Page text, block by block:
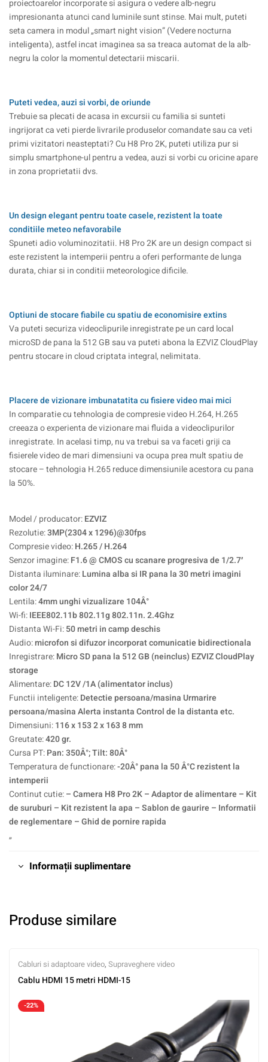
proiectoarelor incorporate si asigura o vedere alb-negru
impresionanta atunci cand luminile sunt stinse. Mai mult, puteti
seta camera in modul „smart night vision” (Vedere nocturna
inteligenta), astfel incat imaginea sa sa treaca automat de la alb-
negru la color la momentul detectarii miscarii.
Puteti vedea, auzi si vorbi, de oriunde
Trebuie sa plecati de acasa in excursii cu familia si sunteti
ingrijorat ca veti pierde livrarile produselor comandate sau ca veti
primi vizitatori neasteptati? Cu H8 Pro 2K, puteti utiliza pur si
simplu smartphone-ul pentru a vedea, auzi si vorbi cu oricine apare
in zona proprietatii dvs.
Un design elegant pentru toate casele, rezistent la toate
conditiile meteo nefavorabile
Spuneti adio voluminozitatii. H8 Pro 2K are un design compact si
este rezistent la intemperii pentru a oferi performante de lunga
durata, chiar si in conditii meteorologice dificile.
Optiuni de stocare fiabile cu spatiu de economisire extins
Va puteti securiza videoclipurile inregistrate pe un card local
microSD de pana la 512 GB sau va puteti abona la EZVIZ CloudPlay
pentru stocare in cloud criptata integral, nelimitata.
Placere de vizionare imbunatatita cu fisiere video mai mici
In comparatie cu tehnologia de compresie video H.264, H.265
creeaza o experienta de vizionare mai fluida a videoclipurilor
inregistrate. In acelasi timp, nu va trebui sa va faceti griji ca
fisierele video de mari dimensiuni va ocupa prea mult spatiu de
stocare – tehnologia H.265 reduce dimensiunile acestora cu pana
la 50%.
Model / producator:EZVIZ
Rezolutie:3MP(2304 x 1296)@30fps
Compresie video:H.265 / H.264
Senzor imagine:F1.6 @ CMOS cu scanare progresiva de 1/2.7′
Distanta iluminare:Lumina alba si IR pana la 30 metri imagini
color 24/7
Lentila:4mm unghi vizualizare 104Â°
Wi-fi:IEEE802.11b 802.11g 802.11n. 2.4Ghz
Distanta Wi-Fi:50 metri in camp deschis
Audio:microfon si difuzor incorporat comunicatie bidirectionala
Inregistrare:Micro SD pana la 512 GB (neinclus) EZVIZ CloudPlay
storage
Alimentare:DC 12V /1A (alimentator inclus)
Functii inteligente:Detectie persoana/masina Urmarire
persoana/masina Alerta instanta Control de la distanta etc.
Dimensiuni:116 x 153 2 x 163 8 mm
Greutate:420 gr.
Cursa PT:Pan: 350Â°; Tilt: 80Â°
Temperatura de functionare:-20Â° pana la 50 Â°C rezistent la
intemperii
Continut cutie:– Camera H8 Pro 2K – Adaptor de alimentare – Kit
de suruburi – Kit rezistent la apa – Sablon de gaurire – Informatii
de reglementare – Ghid de pornire rapida
„
Informații suplimentare
Produse similare
Cabluri si adaptoare video, Supraveghere video
Cablu HDMI 15 metri HDMI-15
-22%